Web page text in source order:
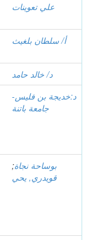
علي تعوينات
أ/ سلطان بلغيث
د/ خالد حامد
د:خديجة بن فليس-
جامعة باتنة
بوساحة نجاة;
قويدري, يحي